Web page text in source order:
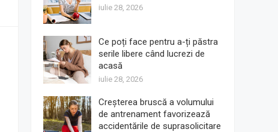
iulie 28, 2026
Ce poți face pentru a-ți păstra
serile libere când lucrezi de
acasă
iulie 28, 2026
Creșterea bruscă a volumului
de antrenament favorizează
accidentările de suprasolicitare